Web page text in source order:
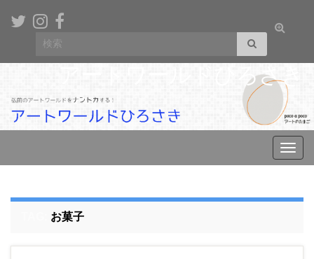
Toggle
form
Search for:
アートワールドひろさき
お菓子